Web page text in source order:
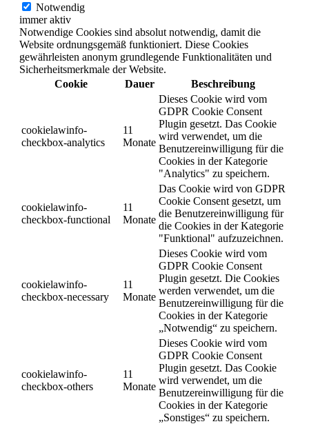
Notwendig
immer aktiv
Notwendige Cookies sind absolut notwendig, damit die
Website ordnungsgemäß funktioniert. Diese Cookies
gewährleisten anonym grundlegende Funktionalitäten und
Sicherheitsmerkmale der Website.
Cookie
Dauer Beschreibung
cookielawinfo-
checkbox-analytics
11
Monate
Dieses Cookie wird vom
GDPR Cookie Consent
Plugin gesetzt. Das Cookie
wird verwendet, um die
Benutzereinwilligung für die
Cookies in der Kategorie
"Analytics" zu speichern.
cookielawinfo-
checkbox-functional
11
Monate
Das Cookie wird von GDPR
Cookie Consent gesetzt, um
die Benutzereinwilligung für
die Cookies in der Kategorie
"Funktional" aufzuzeichnen.
cookielawinfo-
checkbox-necessary
11
Monate
Dieses Cookie wird vom
GDPR Cookie Consent
Plugin gesetzt. Die Cookies
werden verwendet, um die
Benutzereinwilligung für die
Cookies in der Kategorie
„Notwendig“ zu speichern.
cookielawinfo-
checkbox-others
11
Monate
Dieses Cookie wird vom
GDPR Cookie Consent
Plugin gesetzt. Das Cookie
wird verwendet, um die
Benutzereinwilligung für die
Cookies in der Kategorie
„Sonstiges“ zu speichern.